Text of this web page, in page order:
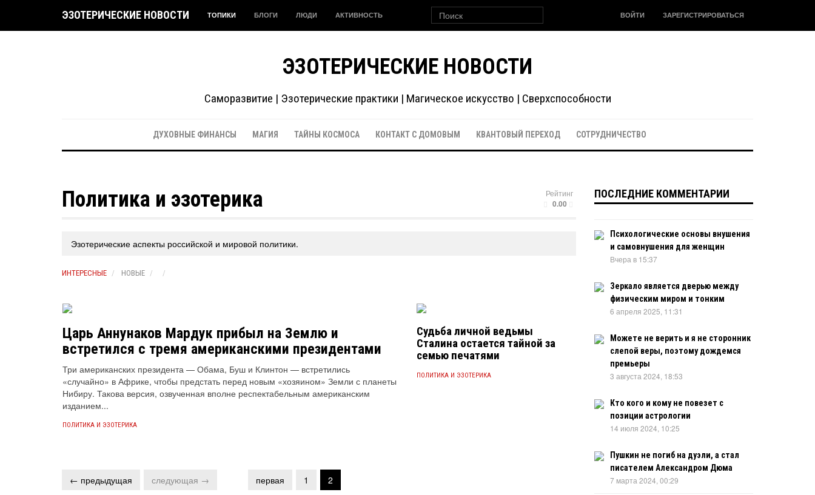
ЭЗОТЕРИЧЕСКИЕ НОВОСТИ ТОПИКИ БЛОГИ ЛЮДИ АКТИВНОСТЬ ВОЙТИ ЗАРЕГИСТРИРОВАТЬСЯ
ЭЗОТЕРИЧЕСКИЕ НОВОСТИ
Саморазвитие | Эзотерические практики | Магическое искусство | Сверхспособности
ДУХОВНЫЕ ФИНАНСЫ МАГИЯ ТАЙНЫ КОСМОСА КОНТАКТ С ДОМОВЫМ КВАНТОВЫЙ ПЕРЕХОД СОТРУДНИЧЕСТВО
Рейтинг
0.00
Политика и эзотерика
Эзотерические аспекты российской и мировой политики.
ИНТЕРЕСНЫЕ НОВЫЕ
Царь Аннунаков Мардук прибыл на Землю и
встретился с тремя американскими президентами
Три американских президента — Обама, Буш и Клинтон — встретились
«случайно» в Африке, чтобы предстать перед новым «хозяином» Земли с планеты
Нибиру. Такова версия, озвученная вполне респектабельным американским
изданием...
ПОЛИТИКА И ЭЗОТЕРИКА
Судьба личной ведьмы
Сталина остается тайной за
семью печатями
ПОЛИТИКА И ЭЗОТЕРИКА
← предыдущая следующая → первая 1 2
ПОСЛЕДНИЕ КОММЕНТАРИИ
Психологические основы внушения
и самовнушения для женщин
Вчера в 15:37
Зеркало является дверью между
физическим миром и тонким
6 апреля 2025, 11:31
Можете не верить и я не сторонник
слепой веры, поэтому дождемся
премьеры
3 августа 2024, 18:53
Кто кого и кому не повезет с
позиции астрологии
14 июля 2024, 10:25
Пушкин не погиб на дуэли, а стал
писателем Александром Дюма
7 марта 2024, 00:29